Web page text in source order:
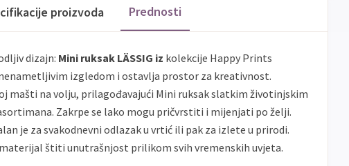
proizvoda Prednosti
dizajn: Mini ruksak LÄSSIG iz kolekcije Happy Prints
izgledom i ostavlja prostor za kreativnost.
mašti na volju, prilagođavajući Mini ruksak slatkim životinjskim
Zakrpe se lako mogu pričvrstiti i mijenjati po želji.
je za svakodnevni odlazak u vrtić ili pak za izlete u prirodi.
štiti unutrašnjost prilikom svih vremenskih uvjeta.